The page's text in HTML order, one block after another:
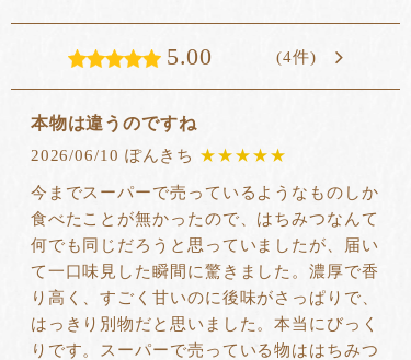
5.00 (4件)
本物は違うのですね
2026/06/10 ぽんきち ★★★★★
今までスーパーで売っているようなものしか
食べたことが無かったので、はちみつなんて
何でも同じだろうと思っていましたが、届い
て一口味見した瞬間に驚きました。濃厚で香
り高く、すごく甘いのに後味がさっぱりで、
はっきり別物だと思いました。本当にびっく
りです。スーパーで売っている物ははちみつ